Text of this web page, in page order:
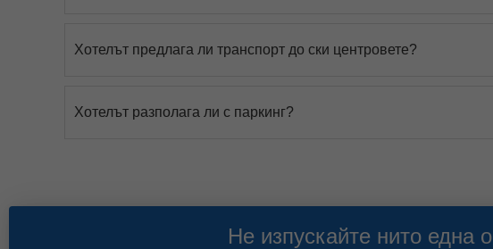
Хотелът предлага ли транспорт до ски центровете?
Хотелът разполага ли с паркинг?
Не изпускайте нито една